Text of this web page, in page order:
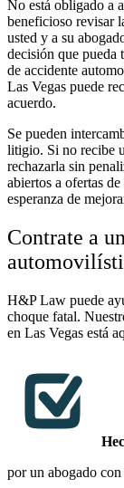
No está obligado a
beneficioso revisar
usted y a su
decisión que pueda
de accidente
Las Vegas puede
acuerdo.
Se pueden
litigio. Si no recibe
rechazarla sin
abiertos a ofertas
esperanza de
Contrate a
H&P Law puede
choque fatal.
en Las Vegas está
por un abogado